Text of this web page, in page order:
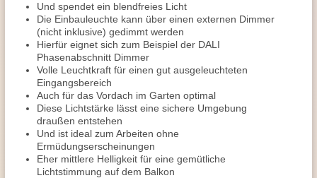
Und spendet ein blendfreies Licht
Die Einbauleuchte kann über einen externen Dimmer
(nicht inklusive) gedimmt werden
Hierfür eignet sich zum Beispiel der DALI
Phasenabschnitt Dimmer
Volle Leuchtkraft für einen gut ausgeleuchteten
Eingangsbereich
Auch für das Vordach im Garten optimal
Diese Lichtstärke lässt eine sichere Umgebung
draußen entstehen
Und ist ideal zum Arbeiten ohne
Ermüdungserscheinungen
Eher mittlere Helligkeit für eine gemütliche
Lichtstimmung auf dem Balkon